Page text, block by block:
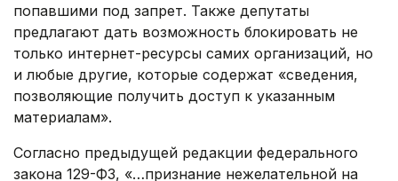
попавшими под запрет. Также депутаты
предлагают дать возможность блокировать не
только интернет-ресурсы самих организаций, но
и любые другие, которые содержат «сведения,
позволяющие получить доступ к указанным
материалам».
Согласно предыдущей редакции федерального
закона 129-ФЗ, «…признание нежелательной на